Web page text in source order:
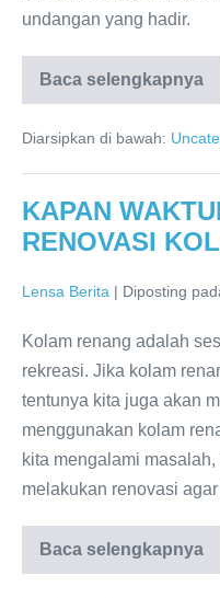
undangan yang hadir.
Baca selengkapnya
Bagaimana
Memilih
Penyedia
Kotak
Acara
Diarsipkan di bawah:
KAPAN
RENOVASI
Lensa Berita | Diposting
Kolam renang adalah
rekreasi. Jika kolam
tentunya kita juga akan
menggunakan kolam
kita mengalami
melakukan renovasi
Baca selengkapnya
KAPAN
WAKTUNYA